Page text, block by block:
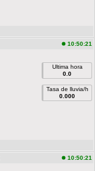
10:50:21
Ultima hora
0.0
Tasa de lluvia/h
0.000
10:50:21